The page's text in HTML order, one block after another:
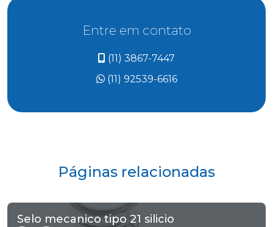
Entre em contato
(11) 3867-7447
(11) 92539-6616
Páginas relacionadas
Selo mecanico tipo 21 silicio